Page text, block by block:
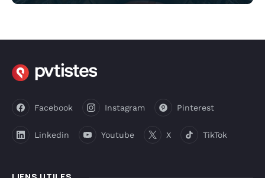
Facebook Instagram Pinterest
Linkedin Youtube X TikTok